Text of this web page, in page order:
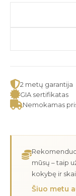
2 metų garantija
GIA sertifikatas
Nemokamas
mūsų – taip
kokybę ir
Šiuo metu